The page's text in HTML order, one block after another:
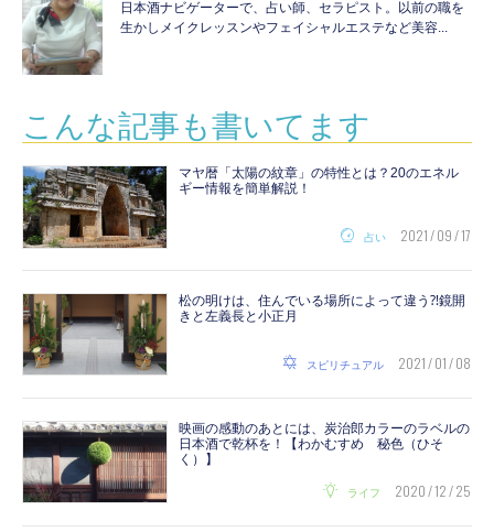
日本酒ナビゲーターで、占い師、セラピスト。以前の職を
生かしメイクレッスンやフェイシャルエステなど美容...
こんな記事も書いてます
マヤ暦「太陽の紋章」の特性とは？20のエネル
ギー情報を簡単解説！
占い 2021 / 09 / 17
松の明けは、住んでいる場所によって違う⁈鏡開
きと左義長と小正月
スピリチュアル 2021 / 01 / 08
映画の感動のあとには、炭治郎カラーのラベルの
日本酒で乾杯を！【わかむすめ 秘色（ひそ
く）】
ライフ 2020 / 12 / 25